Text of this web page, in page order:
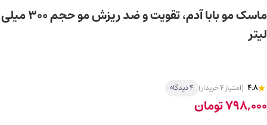
ماسک مو بابا آدم، تقویت و ضد ریزش مو حجم ۳۰۰ میلی
لیتر
4.8 (امتیاز 4 خریدار) 4 دیدگاه
798,000تومان